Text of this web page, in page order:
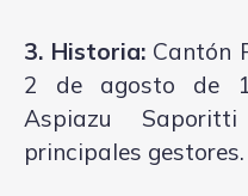
3. Historia: Cantón
2 de agosto de
Aspiazu
principales gestores.